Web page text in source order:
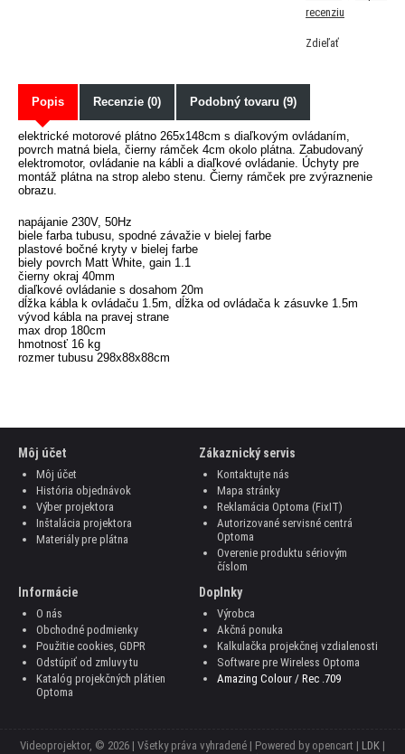
recenziu
Zdieľať
Popis Recenzie (0) Podobný tovaru (9)
elektrické motorové plátno 265x148cm s diaľkovým ovládaním,
povrch matná biela, čierny rámček 4cm okolo plátna. Zabudovaný
elektromotor, ovládanie na kábli a diaľkové ovládanie. Úchyty pre
montáž plátna na strop alebo stenu. Čierny rámček pre zvýraznenie
obrazu.
napájanie 230V, 50Hz
biele farba tubusu, spodné závažie v bielej farbe
plastové bočné kryty v bielej farbe
biely povrch Matt White, gain 1.1
čierny okraj 40mm
diaľkové ovládanie s dosahom 20m
dĺžka kábla k ovládaču 1.5m, dĺžka od ovládača k zásuvke 1.5m
vývod kábla na pravej strane
max drop 180cm
hmotnosť 16 kg
rozmer tubusu 298x88x88cm
Môj účet
Môj účet
História objednávok
Výber projektora
Inštalácia projektora
Materiály pre plátna
Zákaznický servis
Kontaktujte nás
Mapa stránky
Reklamácia Optoma (FixIT)
Autorizované servisné centrá
Optoma
Overenie produktu sériovým
číslom
Informácie
O nás
Obchodné podmienky
Použitie cookies, GDPR
Odstúpiť od zmluvy tu
Katalóg projekčných plátien
Optoma
Doplnky
Výrobca
Akčná ponuka
Kalkulačka projekčnej vzdialenosti
Software pre Wireless Optoma
Amazing Colour / Rec .709
Videoprojektor, © 2026 | Všetky práva vyhradené | Powered by opencart | LDK |